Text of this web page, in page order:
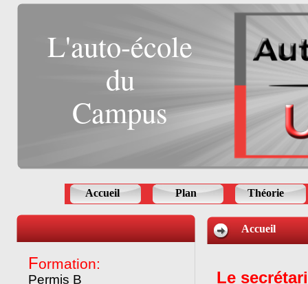
L'auto-école
du
Campus
Accueil
Le
Formation:
Permis B
Accueil Plan Théorie